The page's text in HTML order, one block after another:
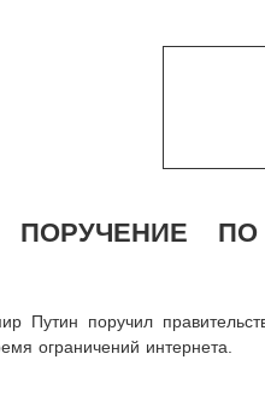
ПО
Путин поручил
ограничений интернета.